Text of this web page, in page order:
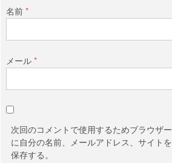
名前*
メール*
次回のコメントで使用するためブラウザー
に自分の名前、メールアドレス、サイトを
保存する。